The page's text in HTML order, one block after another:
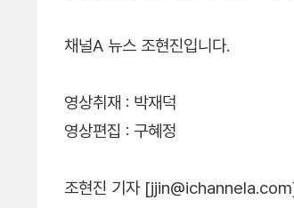
채널A 뉴스 조현진입니다.
영상취재 : 박재덕
영상편집 : 구혜정
조현진 기자